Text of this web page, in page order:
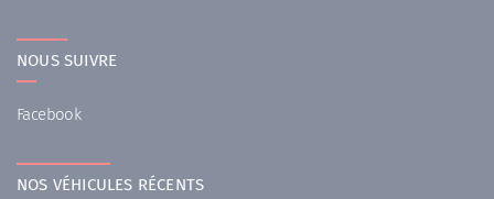
NOUS SUIVRE
Facebook
NOS VÉHICULES RÉCENTS